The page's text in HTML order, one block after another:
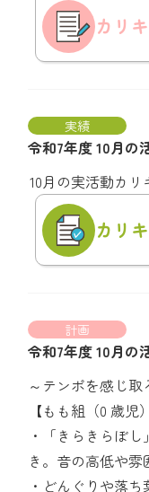
カリ
実績
令和7年度 10月の
10月の実活動カ
カリ
計画
令和7年度 10月の
～テンポを感じ取
【もも組（0 歳児
・「きらきらぼ
き。音の高低や
・どんぐりや落